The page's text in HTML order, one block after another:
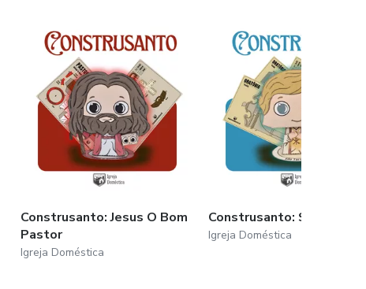
Construsanto: Jesus O Bom
Pastor
Igreja Doméstica
Construsanto: São Tarcísio
Igreja Doméstica